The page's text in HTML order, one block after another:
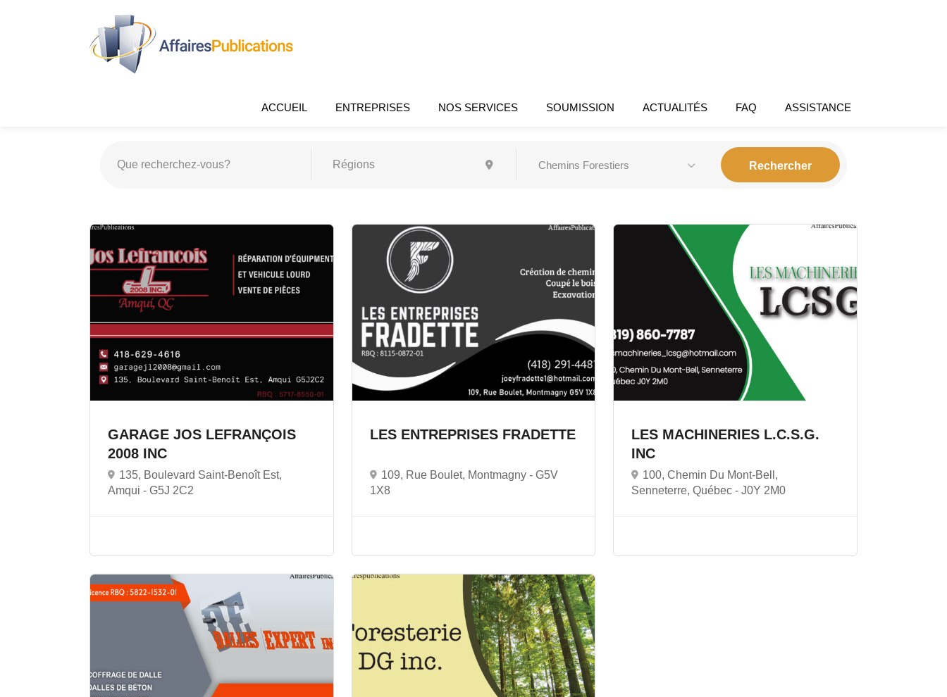
ACCUEIL ENTREPRISES NOS SERVICES SOUMISSION ACTUALITÉS FAQ ASSISTANCE
Chemins Forestiers
GARAGE JOS LEFRANÇOIS
2008 INC
135, Boulevard Saint-Benoît Est,
Amqui - G5J 2C2
LES ENTREPRISES FRADETTE
109, Rue Boulet, Montmagny - G5V
1X8
LES MACHINERIES L.C.S.G.
INC
100, Chemin Du Mont-Bell,
Senneterre, Québec -J0Y 2M0